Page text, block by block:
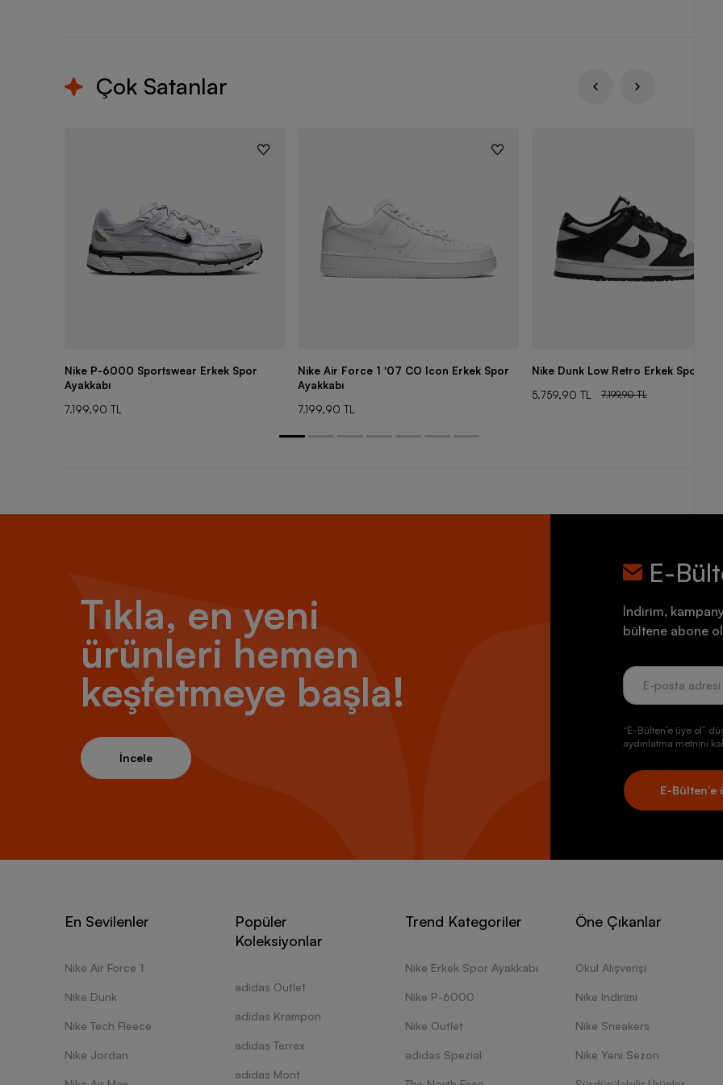
Çok Satanlar
Nike P-6000 Sportswear Erkek Spor
Ayakkabı
7.199,90 TL
Nike Air Force 1 '07 CO Icon Erkek Spor
Ayakkabı
7.199,90 TL
Nike Dunk Low Retro Erkek Spor
5.759,90 TL
7.199,90 TL
Tıkla, en yeni
ürünleri hemen
keşfetmeye başla!
İncele
E-
İndirim,
bültene abone
“E-Bülten’e üye ol”
aydınlatma metnini
E-Bülten’e
En Sevilenler
Nike Air Force 1
Nike Dunk
Nike Tech Fleece
Nike Jordan
Popüler
Koleksiyonlar
adidas Outlet
adidas Krampon
adidas Terrex
adidas Mont
Trend Kategoriler
Nike Erkek Spor Ayakkabı
Nike P-6000
Nike Outlet
adidas Spezial
Öne Çıkanlar
Okul Alışverişi
Nike İndirimi
Nike Sneakers
Nike Yeni Sezon